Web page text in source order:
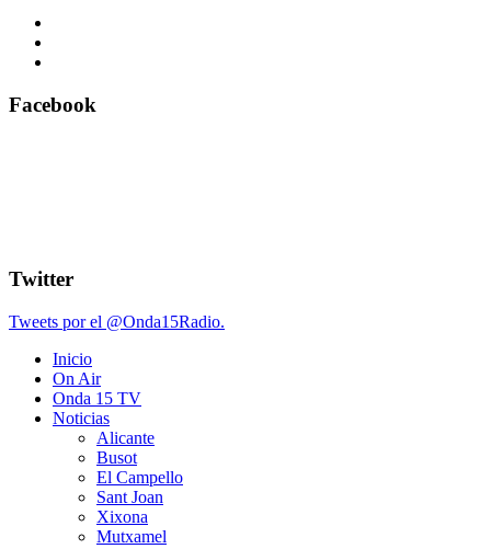
Facebook
Twitter
Tweets por el @Onda15Radio.
Inicio
On Air
Onda 15 TV
Noticias
Alicante
Busot
El Campello
Sant Joan
Xixona
Mutxamel